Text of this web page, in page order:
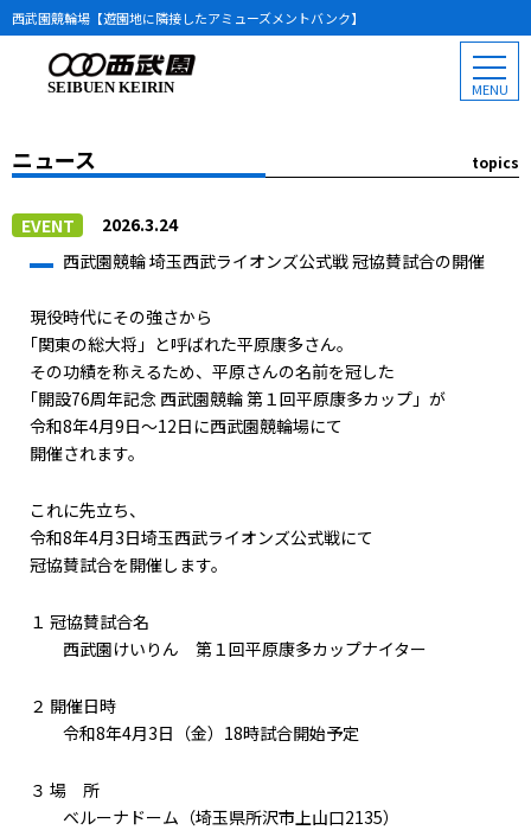
西武園競輪場【遊園地に隣接したアミューズメントバンク】
SEIBUEN KEIRIN
ニュース topics
EVENT
2026.3.24
西武園競輪 埼玉西武ライオンズ公式戦 冠協賛試合の開催
現役時代にその強さから
｢関東の総大将」と呼ばれた平原康多さん。
その功績を称えるため、平原さんの名前を冠した
｢開設76周年記念 西武園競輪 第１回平原康多カップ」が
令和8年4月9日～12日に西武園競輪場にて
開催されます。
これに先立ち、
令和8年4月3日埼玉西武ライオンズ公式戦にて
冠協賛試合を開催します。
１ 冠協賛試合名
西武園けいりん 第１回平原康多カップナイター
２ 開催日時
令和8年4月3日（金）18時試合開始予定
３ 場 所
ベルーナドーム（埼玉県所沢市上山口2135）